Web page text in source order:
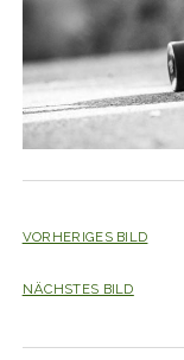
VORHERIGES BILD
NÄCHSTES BILD